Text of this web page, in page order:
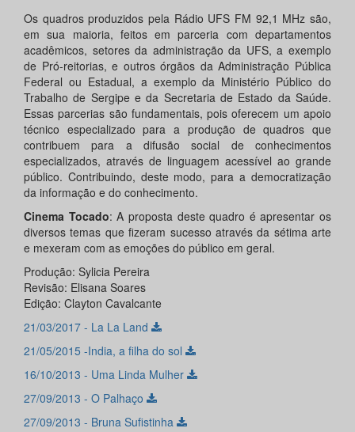
Os quadros produzidos pela Rádio UFS FM 92,1 MHz são,
em sua maioria, feitos em parceria com departamentos
acadêmicos, setores da administração da UFS, a exemplo
de Pró-reitorias, e outros órgãos da Administração Pública
Federal ou Estadual, a exemplo da Ministério Público do
Trabalho de Sergipe e da Secretaria de Estado da Saúde.
Essas parcerias são fundamentais, pois oferecem um apoio
técnico especializado para a produção de quadros que
contribuem para a difusão social de conhecimentos
especializados, através de linguagem acessível ao grande
público. Contribuindo, deste modo, para a democratização
da informação e do conhecimento.
Cinema Tocado: A proposta deste quadro é apresentar os
diversos temas que fizeram sucesso através da sétima arte
e mexeram com as emoções do público em geral.
Produção: Sylicia Pereira
Revisão: Elisana Soares
Edição: Clayton Cavalcante
21/03/2017 - La La Land
21/05/2015 -India, a filha do sol
16/10/2013 - Uma Linda Mulher
27/09/2013 - O Palhaço
27/09/2013 - Bruna Sufistinha